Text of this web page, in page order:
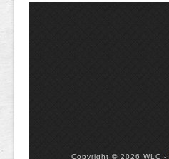
Copyright © 2026 WLC -